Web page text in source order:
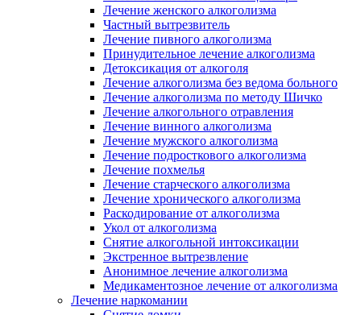
Лечение женского алкоголизма
Частный вытрезвитель
Лечение пивного алкоголизма
Принудительное лечение алкоголизма
Детоксикация от алкоголя
Лечение алкоголизма без ведома больного
Лечение алкоголизма по методу Шичко
Лечение алкогольного отравления
Лечение винного алкоголизма
Лечение мужского алкоголизма
Лечение подросткового алкоголизма
Лечение похмелья
Лечение старческого алкоголизма
Лечение хронического алкоголизма
Раскодирование от алкоголизма
Укол от алкоголизма
Снятие алкогольной интоксикации
Экстренное вытрезвление
Анонимное лечение алкоголизма
Медикаментозное лечение от алкоголизма
Лечение наркомании